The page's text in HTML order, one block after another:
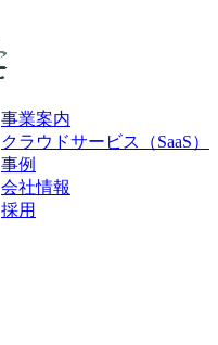
事業案内
クラウドサービス（SaaS）
事例
会社情報
採用